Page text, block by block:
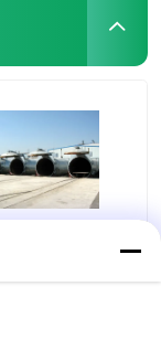
Autoklav mit